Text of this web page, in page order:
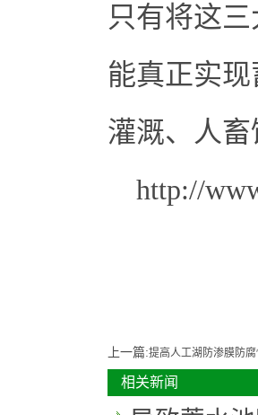
只有将这
能真正实
灌溉、人
http://
上一篇:提高人工湖防渗膜防
相关新闻